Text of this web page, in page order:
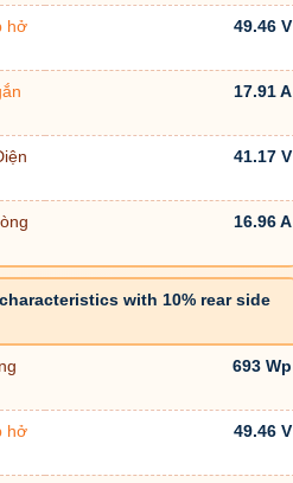
hở
49.46 V
17.91 A
41.17 V
16.96 A
with 10% rear side
693 Wp
hở
49.46 V